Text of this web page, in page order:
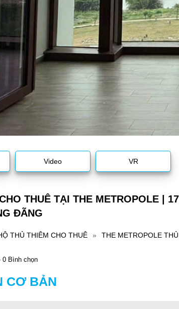
Video VR
THUÊ TẠI THE METROPOLE |
ĐÃNG
THỦ THIÊM CHO THUÊ » THE METROPOLE
0 Bình chọn
CƠ BẢN